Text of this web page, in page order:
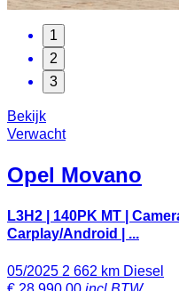
1
2
3
Bekijk
Verwacht
Opel Movano
L3H2 | 140PK MT |
Carplay/Android | ...
05/2025 2 662 km Diesel